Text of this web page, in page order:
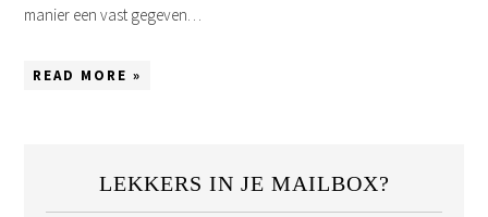
manier een vast gegeven…
READ MORE »
LEKKERS IN JE MAILBOX?